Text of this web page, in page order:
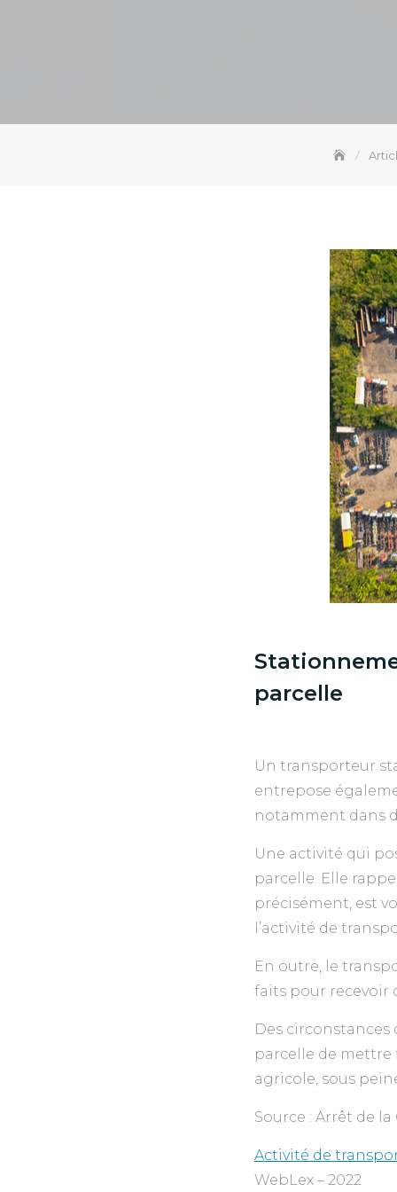
parcelle
Un transporteur
entrepose
notamment dans
Une activité qui
parcelle. Elle
précisément, est
l’activité de
En outre, le
faits pour recevoir
Des
parcelle de mettre
agricole, sous
Source : Arrêt de la
Activité de
WebLex – 2022